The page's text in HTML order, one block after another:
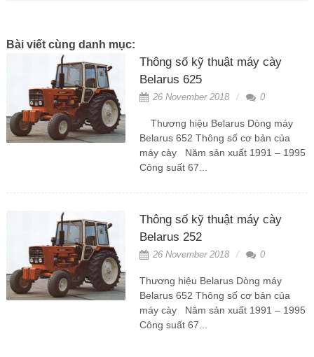
Bài viết cùng danh mục:
Thông số kỹ thuật máy cày
Belarus 625
26 November 2018 0
Thương hiệu Belarus Dòng máy
Belarus 652 Thông số cơ bản của
máy cày Năm sản xuất 1991 – 1995
Công suất 67...
Thông số kỹ thuật máy cày
Belarus 252
26 November 2018 0
Thương hiệu Belarus Dòng máy
Belarus 652 Thông số cơ bản của
máy cày Năm sản xuất 1991 – 1995
Công suất 67...